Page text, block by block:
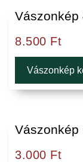
Vászonkép
8.500 Ft
Vászonkép
Vászonkép
3.000 Ft